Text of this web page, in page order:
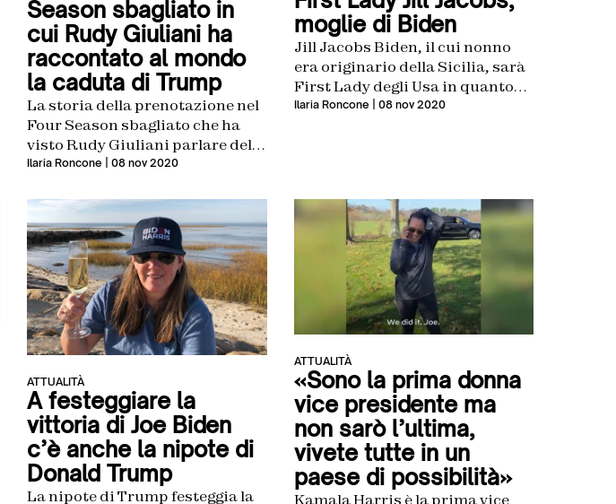
Season sbagliato in
cui Rudy Giuliani ha
raccontato al mondo
la caduta di Trump
La storia della prenotazione nel
Four Season sbagliato che ha
visto Rudy Giuliani parlare della
caduta di Trump in un
Ilaria Roncone | 08 nov 2020
moglie di Biden
Jill Jacobs Biden, il cui nonno
era originario della Sicilia, sarà
First Lady degli Usa in quanto
moglie del neo eletto presidente
Ilaria Roncone | 08 nov 2020
ATTUALITÀ
A festeggiare la
vittoria di Joe Biden
c’è anche la nipote di
Donald Trump
La nipote di Trump festeggia la
ATTUALITÀ
«Sono la prima donna
vice presidente ma
non sarò l’ultima,
vivete tutte in un
paese di possibilità»
Kamala Harris è la prima vice